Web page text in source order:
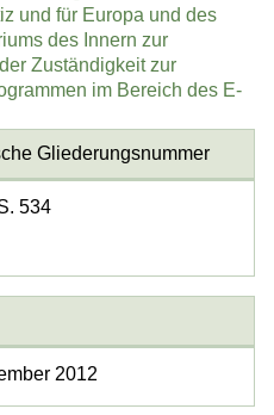
und für Europa und des
des Innern zur
Zuständigkeit zur
im Bereich des E-
Gliederungsnummer
534
2012